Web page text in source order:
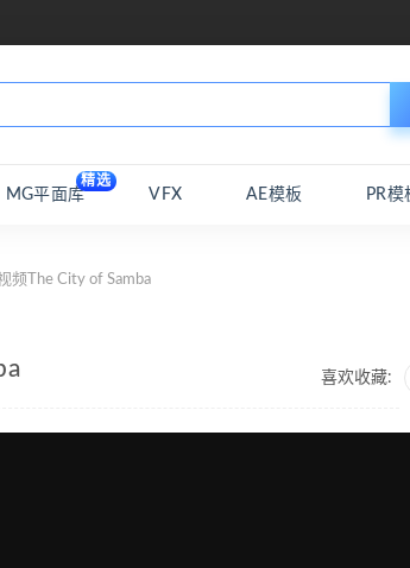
MG平面库
精选
VFX AE模板 PR模
频The City of Samba
喜欢收藏: